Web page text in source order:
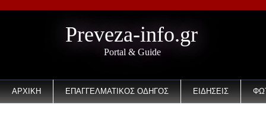
Preveza-info.gr
Portal & Guide
ΑΡΧΙΚΗ ΕΠΑΓΓΕΛΜΑΤΙΚΟΣ ΟΔΗΓΟΣ ΕΙΔΗΣΕΙΣ